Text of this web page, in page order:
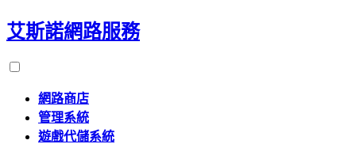
艾斯諾網路服務
網路商店
管理系統
遊戲代儲系統